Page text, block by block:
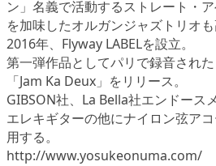
ン」名義で活動するストレート・
を加味したオルガンジャズトリオも
2016年、Flyway LABELを設立。
第一弾作品としてパリで録音された
「Jam Ka Deux」をリリース。
GIBSON社、La Bella社エンドース
エレキギターの他にナイロン弦ア
用する。
http://www.yosukeonuma.com/